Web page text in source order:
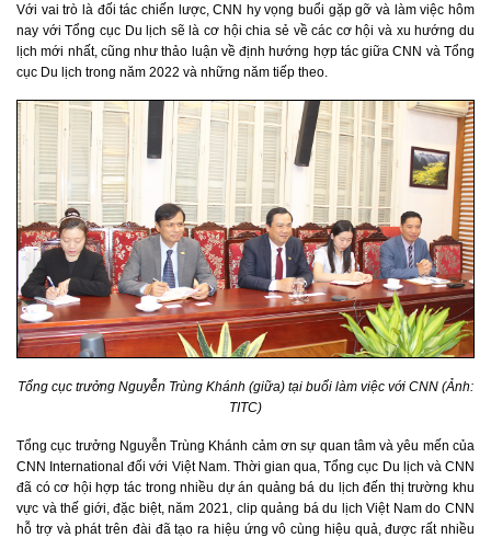
Với vai trò là đối tác chiến lược, CNN hy vọng buổi gặp gỡ và làm việc hôm
nay với Tổng cục Du lịch sẽ là cơ hội chia sẻ về các cơ hội và xu hướng du
lịch mới nhất, cũng như thảo luận về định hướng hợp tác giữa CNN và Tổng
cục Du lịch trong năm 2022 và những năm tiếp theo.
Tổng cục trưởng Nguyễn Trùng Khánh (giữa) tại buổi làm việc với CNN (Ảnh:
TITC)
Tổng cục trưởng Nguyễn Trùng Khánh cảm ơn sự quan tâm và yêu mến của
CNN International đối với Việt Nam. Thời gian qua, Tổng cục Du lịch và CNN
đã có cơ hội hợp tác trong nhiều dự án quảng bá du lịch đến thị trường khu
vực và thế giới, đặc biệt, năm 2021, clip quảng bá du lịch Việt Nam do CNN
hỗ trợ và phát trên đài đã tạo ra hiệu ứng vô cùng hiệu quả, được rất nhiều